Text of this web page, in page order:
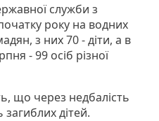
служби з
року на водних
з них 70 - діти, а в
- 99 осіб різної
що через недбалість
загиблих дітей.